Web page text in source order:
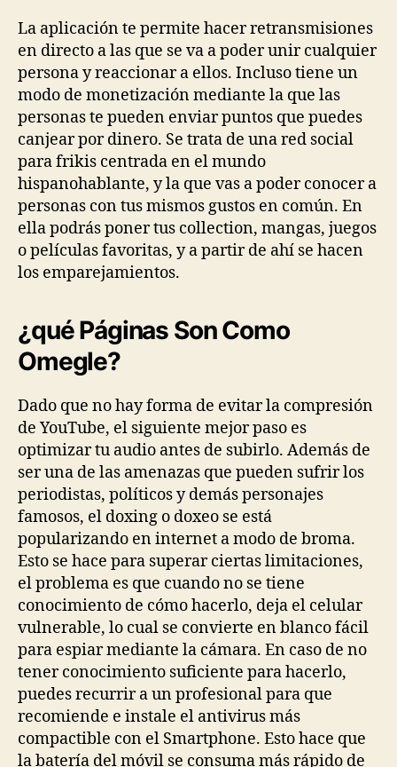
La aplicación te permite hacer retransmisiones
en directo a las que se va a poder unir cualquier
persona y reaccionar a ellos. Incluso tiene un
modo de monetización mediante la que las
personas te pueden enviar puntos que puedes
canjear por dinero. Se trata de una red social
para frikis centrada en el mundo
hispanohablante, y la que vas a poder conocer a
personas con tus mismos gustos en común. En
ella podrás poner tus collection, mangas, juegos
o películas favoritas, y a partir de ahí se hacen
los emparejamientos.
¿qué Páginas Son Como
Omegle?
Dado que no hay forma de evitar la compresión
de YouTube, el siguiente mejor paso es
optimizar tu audio antes de subirlo. Además de
ser una de las amenazas que pueden sufrir los
periodistas, políticos y demás personajes
famosos, el doxing o doxeo se está
popularizando en internet a modo de broma.
Esto se hace para superar ciertas limitaciones,
el problema es que cuando no se tiene
conocimiento de cómo hacerlo, deja el celular
vulnerable, lo cual se convierte en blanco fácil
para espiar mediante la cámara. En caso de no
tener conocimiento suficiente para hacerlo,
puedes recurrir a un profesional para que
recomiende e instale el antivirus más
compactible con el Smartphone. Esto hace que
la batería del móvil se consuma más rápido de